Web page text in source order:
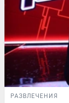
РАЗВЛЕЧЕНИЯ